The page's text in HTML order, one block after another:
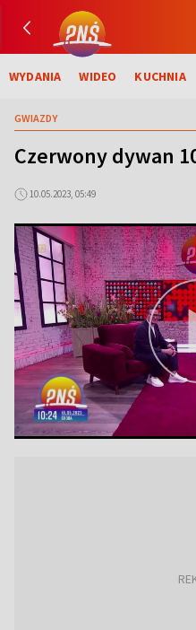
WYDANIA WIDEO KUCHNIA
GWIAZDY
Czerwony dywan
10.05.2023, 05:49